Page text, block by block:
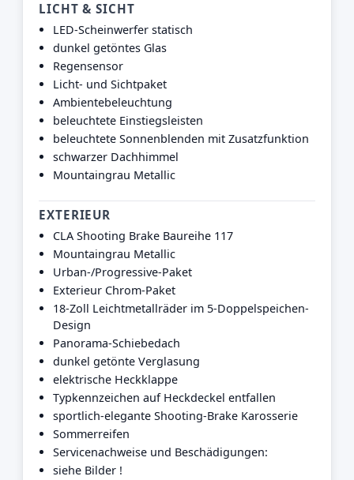
LICHT & SICHT
LED-Scheinwerfer statisch
dunkel getöntes Glas
Regensensor
Licht- und Sichtpaket
Ambientebeleuchtung
beleuchtete Einstiegsleisten
beleuchtete Sonnenblenden mit Zusatzfunktion
schwarzer Dachhimmel
Mountaingrau Metallic
EXTERIEUR
CLA Shooting Brake Baureihe 117
Mountaingrau Metallic
Urban-/Progressive-Paket
Exterieur Chrom-Paket
18-Zoll Leichtmetallräder im 5-Doppelspeichen-
Design
Panorama-Schiebedach
dunkel getönte Verglasung
elektrische Heckklappe
Typkennzeichen auf Heckdeckel entfallen
sportlich-elegante Shooting-Brake Karosserie
Sommerreifen
Servicenachweise und Beschädigungen:
siehe Bilder !